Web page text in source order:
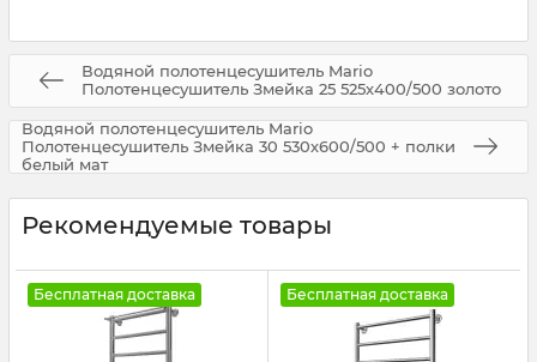
Водяной полотенцесушитель Mario
Полотенцесушитель Змейка 25 525х400/500 золото
Водяной полотенцесушитель Mario
Полотенцесушитель Змейка 30 530х600/500 + полки
белый мат
Рекомендуемые товары
Бесплатная доставка Бесплатная доставка